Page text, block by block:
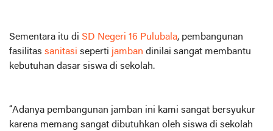
Sementara itu di SD Negeri 16 Pulubala, pembangunan
fasilitas sanitasi seperti jamban dinilai sangat membantu
kebutuhan dasar siswa di sekolah.
“Adanya pembangunan jamban ini kami sangat bersyukur
karena memang sangat dibutuhkan oleh siswa di sekolah